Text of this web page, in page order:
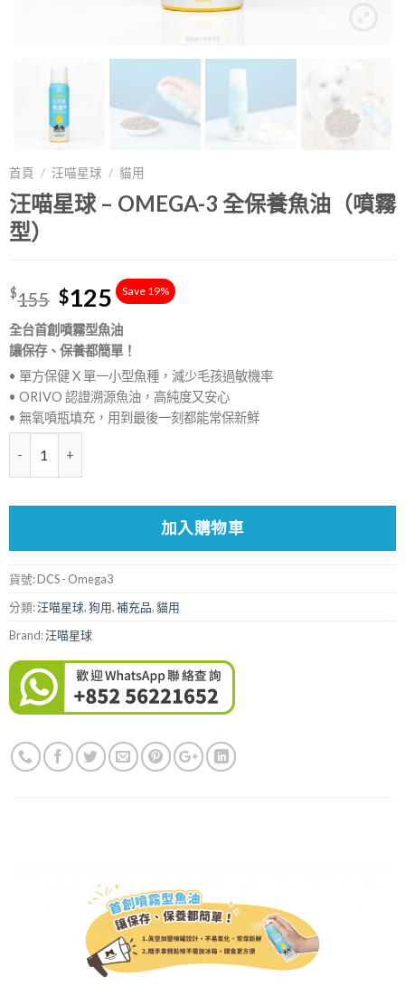
首頁 / 汪喵星球 / 貓用
汪喵星球 – OMEGA-3 全保養魚油（噴霧
型）
$155 $125 Save 19%
全台首創噴霧型魚油
讓保存、保養都簡單！
• 單方保健 X 單一小型魚種，減少毛孩過敏機率
• ORIVO 認證溯源魚油，高純度又安心
• 無氧噴瓶填充，用到最後一刻都能常保新鮮
加入購物車
貨號:DCS - Omega3
分類:汪喵星球,狗用,補充品,貓用
Brand:汪喵星球